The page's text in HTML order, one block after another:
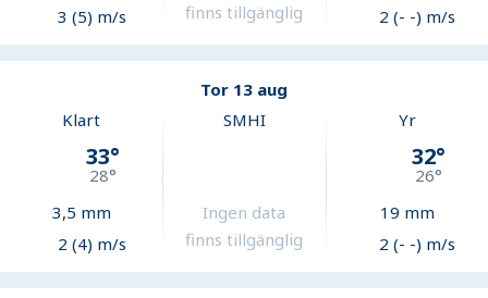
3 (5) m/s
finns tillgänglig
2 (- -) m/s
Tor 13 aug
Klart
33°
28°
3,5 mm
2 (4) m/s
SMHI
Ingen data
finns tillgänglig
Yr
32°
26°
19 mm
2 (- -) m/s